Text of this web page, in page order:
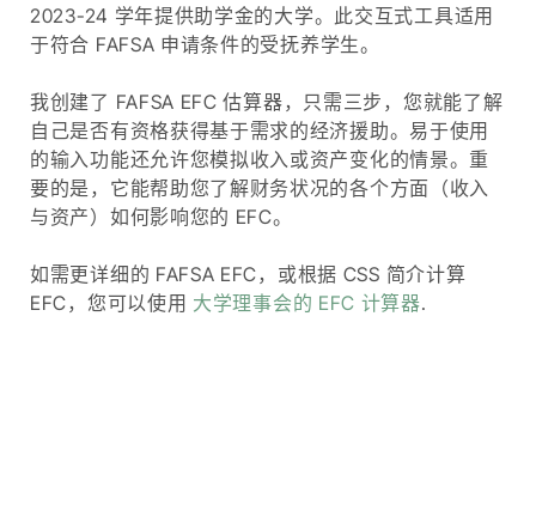
2023-24 学年提供助学金的大学。此交互式工具适用
于符合 FAFSA 申请条件的受抚养学生。
我创建了 FAFSA EFC 估算器，只需三步，您就能了解
自己是否有资格获得基于需求的经济援助。易于使用
的输入功能还允许您模拟收入或资产变化的情景。重
要的是，它能帮助您了解财务状况的各个方面（收入
与资产）如何影响您的 EFC。
如需更详细的 FAFSA EFC，或根据 CSS 简介计算
EFC，您可以使用 大学理事会的 EFC 计算器.